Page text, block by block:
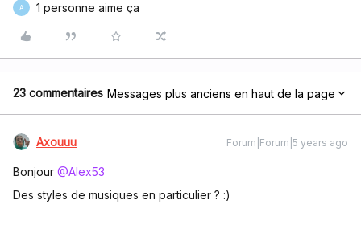
A 1 personne aime ça
23 commentaires Messages plus anciens en haut de la page
Axouuu Forum|Forum|5 years ago
Bonjour @Alex53
Des styles de musiques en particulier ? :)